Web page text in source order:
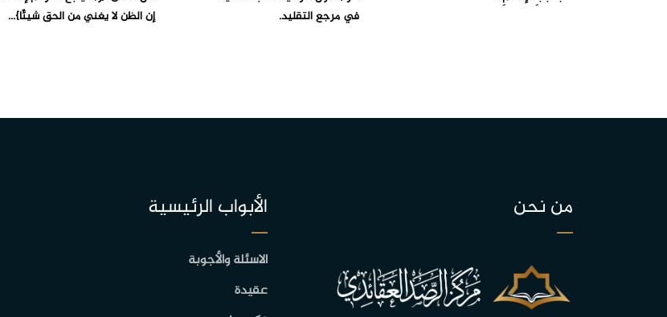
في مرجع التقليد.
إن الظن لا يغني من الحق شيئًا}...
من نحن الأبواب الرئيسية
الاسئلة والأجوبة
عقيدة